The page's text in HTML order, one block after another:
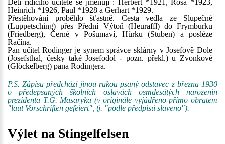
Děti řídícího učitele se jmenují : Herbert *1921, Rosa *1923,
Heinrich *1926, Paul *1928 a Gerhart *1929.
Přestěhování proběhlo šťastně. Cesta vedla ze Slupečné
(Luppetsching) přes Přední Výtoň (Heuraffl) do Frymburku
(Friedberg), Černé v Pošumaví, Hůrku (Stuben) a posléze
Račína.
Pan učitel Rodinger je synem správce sklárny v Josefově Dole
(Josefsthal, česky také Josefodol - pozn. překl.) u Zvonkové
(Glöckelberg) pana Rodingera.
P.S. Zápisu předchází jinou rukou psaný odstavec z března 1930
o předepsaných školních oslavách osmdesátých narozenin
prezidenta T.G. Masaryka (v originále vyjádřeno přímo obratem
"laut Vorschriften gefeiert", tj. "podle předpisů slaveno").
Výlet na Stingelfelsen